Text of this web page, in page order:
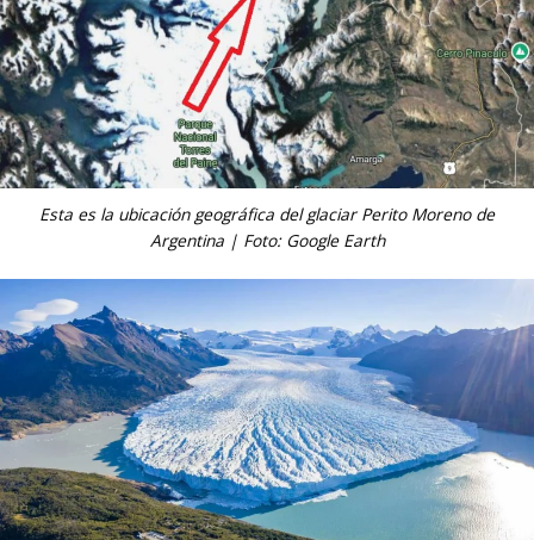
Esta es la ubicación geográfica del glaciar Perito Moreno de
Argentina | Foto: Google Earth